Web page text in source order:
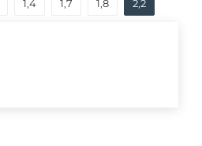
1,4 1,7 1,8 2,2